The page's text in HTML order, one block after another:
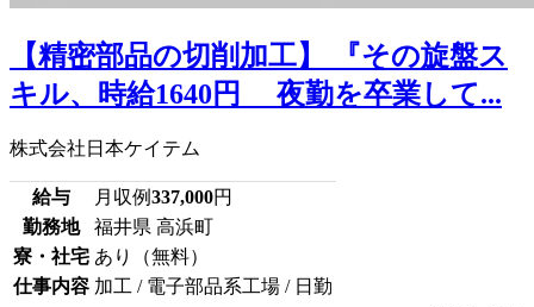
【精密部品の切削加工】 『その旋盤ス
キル、時給1640円 夜勤を卒業して...
株式会社日本ケイテム
給与 月収例337,000円
勤務地
福井県 高浜町
寮・社宅 あり（無料）
仕事内容 加工 / 電子部品系工場 / 日勤